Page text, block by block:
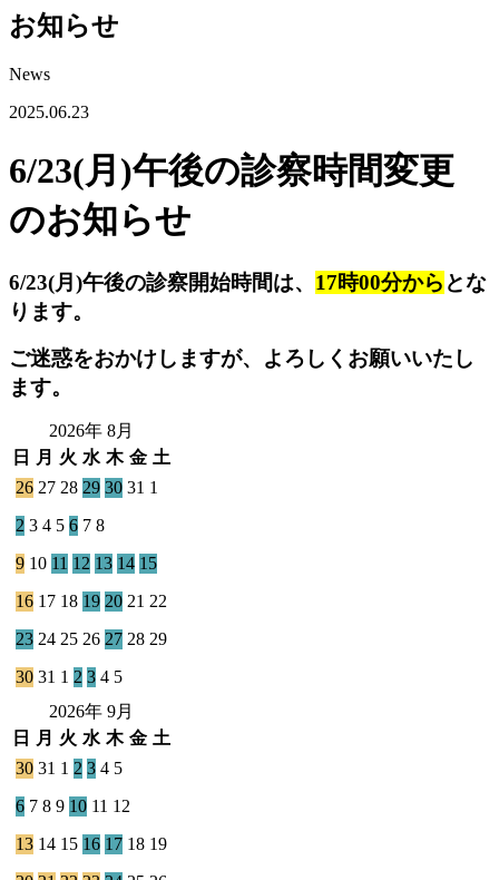
お知らせ
News
2025.06.23
6/23(月)午後の診察時間変更
のお知らせ
6/23(月)午後の診察開始時間は、 17時00分から とな
ります。
ご迷惑をおかけしますが、よろしくお願いいたし
ます。
2026年 8月
日
月 火 水 木 金 土
26 27 28 29 30 31 1
2 3 4 5 6 7 8
9 10 11 12 13 14 15
16 17 18 19 20 21 22
23 24 25 26 27 28 29
30 31 1 2 3 4 5
2026年 9月
日
月 火 水 木 金 土
30 31 1 2 3 4 5
6 7 8 9 10 11 12
13 14 15 16 17 18 19